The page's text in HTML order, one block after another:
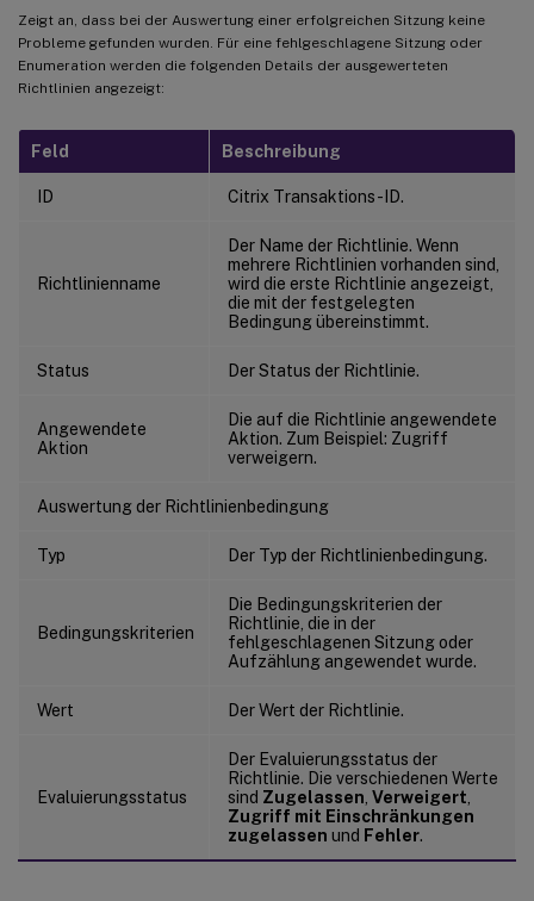
Zeigt an, dass bei der Auswertung einer erfolgreichen Sitzung keine
Probleme gefunden wurden. Für eine fehlgeschlagene Sitzung oder
Enumeration werden die folgenden Details der ausgewerteten
Richtlinien angezeigt:
Feld Beschreibung
ID Citrix Transaktions-ID.
Richtlinienname
Der Name der Richtlinie. Wenn
mehrere Richtlinien vorhanden sind,
wird die erste Richtlinie angezeigt,
die mit der festgelegten
Bedingung übereinstimmt.
Status Der Status der Richtlinie.
Angewendete
Aktion
Die auf die Richtlinie angewendete
Aktion. Zum Beispiel: Zugriff
verweigern.
Auswertung der Richtlinienbedingung
Typ Der Typ der Richtlinienbedingung.
Bedingungskriterien
Die Bedingungskriterien der
Richtlinie, die in der
fehlgeschlagenen Sitzung oder
Aufzählung angewendet wurde.
Wert Der Wert der Richtlinie.
Evaluierungsstatus
Der Evaluierungsstatus der
Richtlinie. Die verschiedenen Werte
sind Zugelassen Verweigert
Zugriff mit Einschränkungen
zugelassen und Fehler.